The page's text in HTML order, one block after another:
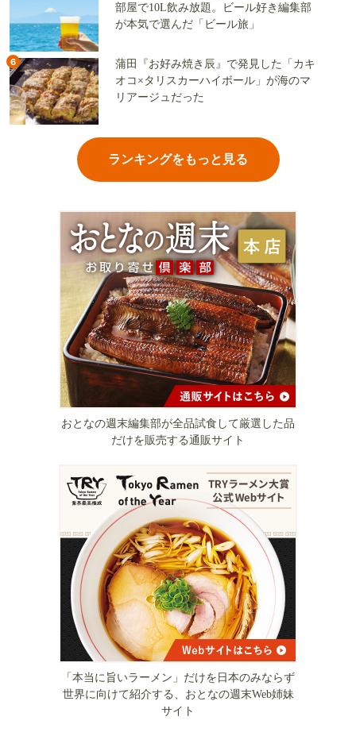
部屋で10L飲み放題。ビール好き編集部
が本気で選んだ「ビール旅」
6
蒲田『お好み焼き辰』で発見した「カキ
オコ×タリスカーハイボール」が海のマ
リアージュだった
ランキングをもっと見る
おとなの週末編集部が全品試食して厳選した品
だけを販売する通販サイト
「本当に旨いラーメン」だけを日本のみならず
世界に向けて紹介する、おとなの週末Web姉妹
サイト